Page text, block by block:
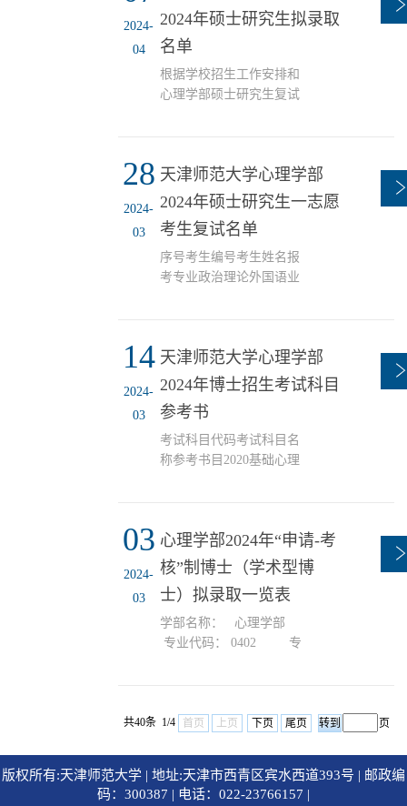
100654104340828203746366
应用心理学高校思政骨干
专项6王婷
100654104341006203666572
学生发展与教育师范...
个工作日，最终录取结果
果为准。如对拟录取名单
有异议，请于公示期内与
心理学部研究生工作办公
码专业名称考生姓名考生
编号初试总分复试成绩总
成绩学习方式其他备注说
明045116心理健康教育
10...
2024-
04
2024年硕士研究生拟录取
名单
根据学校招生工作安排和
心理学部硕士研究生复试
进行统一公示，公示期10
个工作日，最终录取结果
果为准。如对拟录取名单
有异议，请于公示期内与
心理学部研究生工作办公
码专业名称考生姓名考生
编号初试总分复试成绩总
成绩学习方式其他备注说
明040201基础心理学王
涵...
28
2024-
03
天津师范大学心理学部
2024年硕士研究生一志愿
考生复试名单
序号考生编号考生姓名报
考专业政治理论外国语业
798024904082100654010002198
张若琪基础心理学
郑翔匀基础心理学
736925603984100654009502176
李诗雨基础心理学
郭柳怡基础心理学
696525903937100654008702150
廖晶晶基础心理学
737124903938100654002002151
王雪基础...
14
2024-
03
天津师范大学心理学部
2024年博士招生考试科目
参考书
考试科目代码考试科目名
称参考书目2020基础心理
3030心理学研究方法1.
《实验心理学（第2
人民大学出版社，2017；
2.《心理学研究方法(修订
版)》，莫雷等著，广东高
人民教育出版社；2.《教
（第三版），教育科学出
版社。3116发...
03
2024-
03
心理学部2024年“申请-考
核”制博士（学术型博
士）拟录取一览表
学部名称： 心理学部
专业代码： 0402 专
（定向\非定向）备注1冯
1006599756研究生杨海波
248.46非定向3张珂
共40条 1/4 首页 上页 下页 尾页 页
版权所有:天津师范大学 | 地址:天津市西青区宾水西道393号 | 邮政编
码：300387 | 电话：022-23766157 |